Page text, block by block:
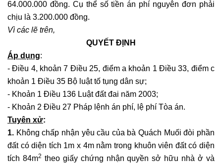
64.000.000 đồng. Cụ thể số tiền án phí nguyên đơn phải
chịu là 3.200.000 đồng.
Vì các lẽ trên,
QUYẾT ĐỊNH
Áp dụng:
- Điều 4, khoản 7 Điều 25, điểm a khoản 1 Điều 33, điểm c
khoản 1 Điều 35 Bộ luật tố tụng dân sự;
- Khoản 1 Điều 136 Luật đất đai năm 2003;
- Khoản 2 Điều 27 Pháp lệnh án phí, lệ phí Tòa án.
Tuyên xử:
1. Không chấp nhận yêu cầu của bà Quách Muối đòi phần
đất có diện tích 1m x 4m nằm trong khuôn viên đất có diện
tích 84m2 theo giấy chứng nhận quyền sở hữu nhà ở và